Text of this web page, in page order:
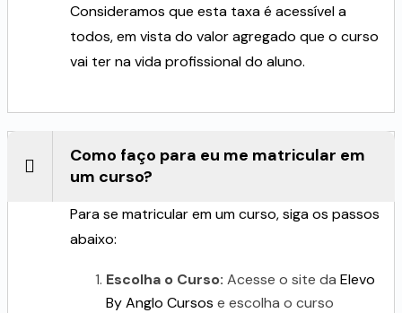
Consideramos que esta taxa é acessível a
todos, em vista do valor agregado que o curso
vai ter na vida profissional do aluno.
Como faço para eu me matricular em
um curso?
Para se matricular em um curso, siga os passos
abaixo:
Escolha o Curso: Acesse o site da Elevo
By Anglo Cursos e escolha o curso